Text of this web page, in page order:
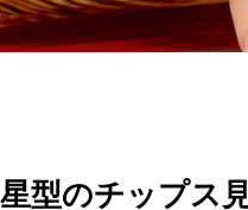
星型のチップ